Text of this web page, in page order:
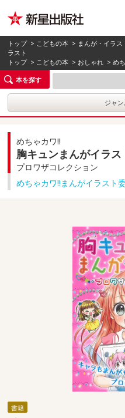
トップ > こどもの本 > まんが・イラス
ラスト
トップ > こどもの本 > おしゃれ >め
本を探す
ジャ
めちゃカワ!!
胸キュンまんがイラス
プロワザコレクション
めちゃカワ!!まんがイラスト
書籍